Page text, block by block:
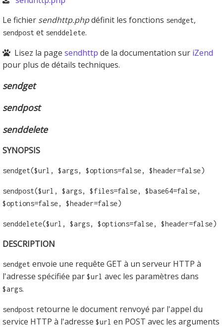
Le fichier sendhttp.phpdéfinit les fonctions sendget,
sendpost et senddelete.
Lisez la page sendhttp de la documentation sur iZend
pour plus de détails techniques.
sendget
sendpost
senddelete
SYNOPSIS
sendget($url, $args, $options=false, $header=false)
sendpost($url, $args, $files=false, $base64=false,
$options=false, $header=false)
senddelete($url, $args, $options=false, $header=false)
DESCRIPTION
sendget envoie une requête GET à un serveur HTTP à
l'adresse spécifiée par $url avec les paramètres dans
$args.
sendpost retourne le document renvoyé par l'appel du
service HTTP à l'adresse $url en POST avec les arguments